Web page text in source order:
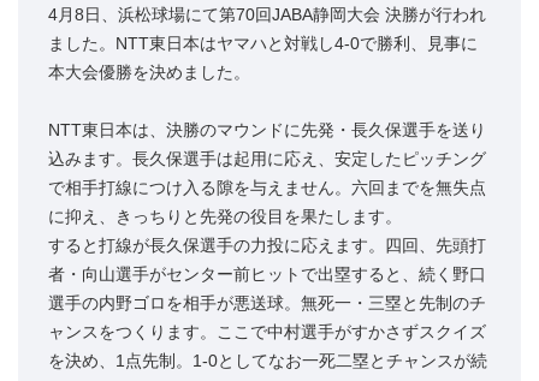
4月8日、浜松球場にて第70回JABA静岡大会 決勝が行われ
ました。NTT東日本はヤマハと対戦し4-0で勝利、見事に
本大会優勝を決めました。
NTT東日本は、決勝のマウンドに先発・長久保選手を送り
込みます。長久保選手は起用に応え、安定したピッチング
で相手打線につけ入る隙を与えません。六回までを無失点
に抑え、きっちりと先発の役目を果たします。
すると打線が長久保選手の力投に応えます。四回、先頭打
者・向山選手がセンター前ヒットで出塁すると、続く野口
選手の内野ゴロを相手が悪送球。無死一・三塁と先制のチ
ャンスをつくります。ここで中村選手がすかさずスクイズ
を決め、1点先制。1-0としてなお一死二塁とチャンスが続